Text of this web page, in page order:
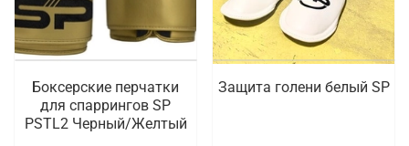
Боксерские перчатки
для спаррингов SP
PSTL2 Черный/Желтый
Защита голени белый SP